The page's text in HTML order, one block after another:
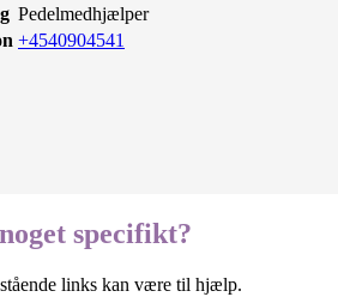
Pedelmedhjælper
+4540904541
specifikt?
links kan være til hjælp.